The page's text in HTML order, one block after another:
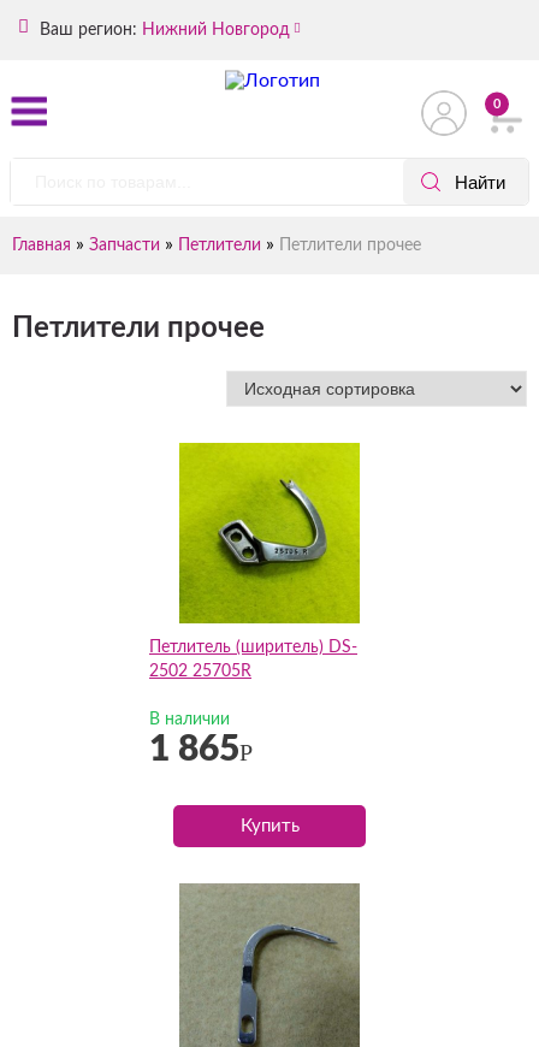
Ваш регион: Нижний Новгород
0
Главная » Запчасти » Петлители » Петлители прочее
Петлители прочее
Петлитель (ширитель) DS-
2502 25705R
В наличии
1 865Р
Купить